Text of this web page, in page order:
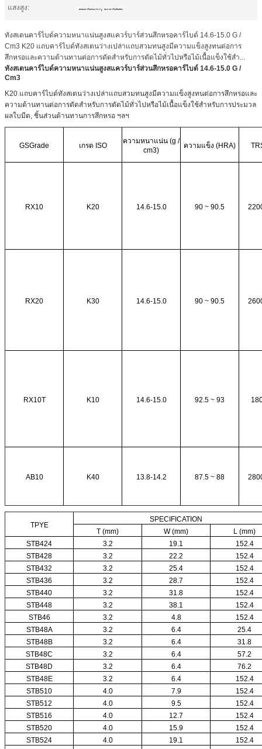
แสงสูง:
ทังสเตนคาร์ไบด์สแควร์บาร์ , ช่องว่างคาร์ไบด์สี่เหลี่ยม
ทังสเตนคาร์ไบด์ความหนาแน่นสูงสแควร์บาร์ส่วนสึกหรอคาร์ไบด์ 14.6-15.0 G /
Cm3 K20 แถบคาร์ไบด์ทังสเตนว่างเปล่าแถบสวมทนสูงมีความแข็งสูงทนต่อการ
สึกหรอและความต้านทานต่อการดัดสำหรับการตัดไม้ทั่วไปหรือไม้เนื้อแข็งใช้สำ...
ทังสเตนคาร์ไบด์ความหนาแน่นสูงสแควร์บาร์ส่วนสึกหรอคาร์ไบด์ 14.6-15.0 G /
Cm3
K20 แถบคาร์ไบด์ทังสเตนว่างเปล่าแถบสวมทนสูงมีความแข็งสูงทนต่อการสึกหรอและ
ความต้านทานต่อการดัดสำหรับการตัดไม้ทั่วไปหรือไม้เนื้อแข็งใช้สำหรับการประมวล
ผลใบมีด, ชิ้นส่วนต้านทานการสึกหรอ ฯลฯ
GSGrade เกรด ISO
ความหนาแน่น (g /
cm3)
ความแข็ง (HRA)
RX10 K20 14.6-15.0 90 ~ 90.5
RX20 K30 14.6-15.0 90 ~ 90.5
RX10T K10 14.6-15.0 92.5 ~ 93
AB10 K40 13.8-14.2 87.5 ~ 88
TPYE
SPECIFICATION
T (mm)
W (mm)
L (mm)
STB424
3.2 19.1
152.4
STB428
3.2 22.2
152.4
STB432
3.2 25.4
152.4
STB436
3.2 28.7
152.4
STB440
3.2 31.8
152.4
STB448
3.2 38.1
152.4
STB46
3.2 4.8
152.4
STB48A
3.2 6.4
25.4
STB48B
3.2 6.4
31.8
STB48C
3.2 6.4
57.2
STB48D
3.2 6.4
76.2
STB48E
3.2 6.4
152.4
STB510
4.0 7.9
152.4
STB512
4.0 9.5
152.4
STB516
4.0 12.7
152.4
STB520
4.0 15.9
152.4
STB524
4.0 19.1
152.4